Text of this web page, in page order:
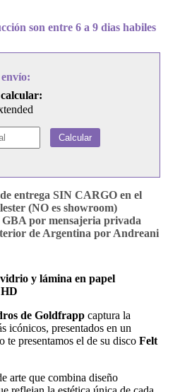
son entre 6 a 9 dias habiles
Calcular
entrega SIN CARGO en el
(NO es showroom)
por mensajeria privada
de Argentina por Andreani
y lámina en papel
de Goldfrapp captura la
icónicos, presentados en un
te presentamos el de su disco Felt
arte que combina diseño